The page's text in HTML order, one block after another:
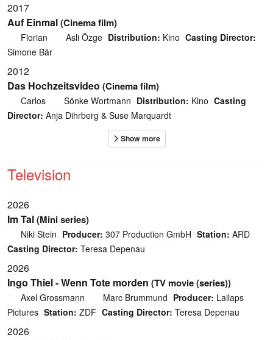
2017
Auf Einmal(Cinema film)
Florian Asli Özge Distribution: Kino Casting Director:
Simone Bär
2012
Das Hochzeitsvideo (Cinema film)
Carlos Sönke Wortmann Distribution: Kino Casting
Director: Anja Dihrberg & Suse Marquardt
Television
2026
Im Tal(Mini series)
Niki Stein Producer: 307 Production GmbH Station: ARD
Casting Director: Teresa Depenau
2026
Ingo Thiel - Wenn Tote morden (TV movie (series))
Axel Grossmann Marc Brummund Producer: Lailaps
Pictures Station: ZDF Casting Director: Teresa Depenau
2026